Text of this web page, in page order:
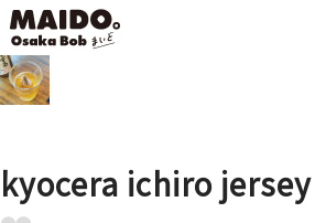
kyocera ichiro jersey